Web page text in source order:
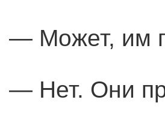
— Может, им
— Нет. Они